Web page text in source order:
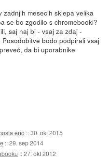
zadnjih mesecih sklepa velika
se bo zgodilo s chromebooki?
saj naj bi - vsaj za zdaj -
bodo podpirali vsaj
da bi uporabnike
eno ::30. okt 2015
::29. sep 2014
::27. okt 2012